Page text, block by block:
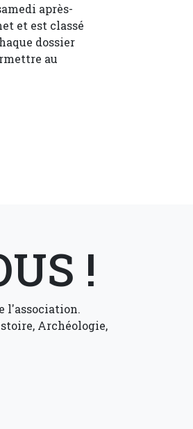
après-
et est classé
dossier
au
!
l'association.
Archéologie,